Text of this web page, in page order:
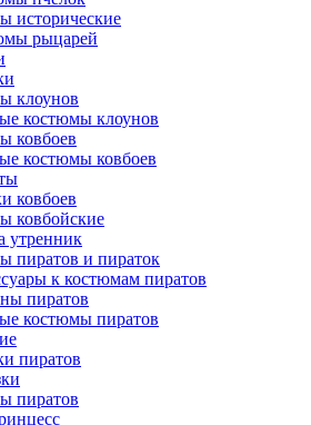
исторические
рыцарей
клоунов
костюмы клоунов
ковбоев
костюмы ковбоев
ковбоев
ковбойские
утренник
пиратов и пираток
к костюмам пиратов
пиратов
костюмы пиратов
пиратов
пиратов